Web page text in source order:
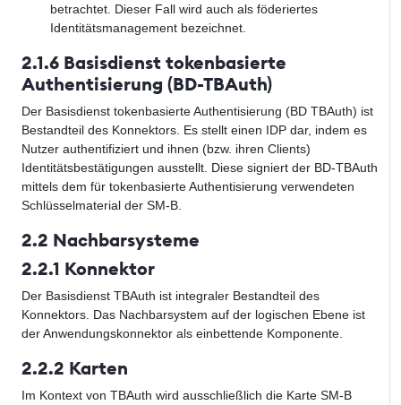
betrachtet. Dieser Fall wird auch als föderiertes
Identitätsmanagement bezeichnet.
2.1.6 Basisdienst tokenbasierte
Authentisierung (BD-TBAuth)
Der Basisdienst tokenbasierte Authentisierung (BD TBAuth) ist
Bestandteil des Konnektors. Es stellt einen IDP dar, indem es
Nutzer authentifiziert und ihnen (bzw. ihren Clients)
Identitätsbestätigungen ausstellt. Diese signiert der BD-TBAuth
mittels dem für tokenbasierte Authentisierung verwendeten
Schlüsselmaterial der SM-B.
2.2 Nachbarsysteme
2.2.1 Konnektor
Der Basisdienst TBAuth ist integraler Bestandteil des
Konnektors. Das Nachbarsystem auf der logischen Ebene ist
der Anwendungskonnektor als einbettende Komponente.
2.2.2 Karten
Im Kontext von TBAuth wird ausschließlich die Karte SM-B